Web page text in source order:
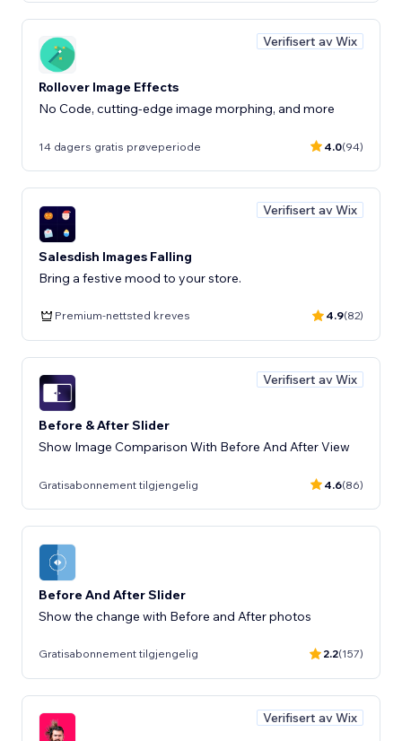
Verifisert av Wix
Rollover Image Effects
No Code, cutting-edge image morphing, and more
14 dagers gratis prøveperiode 4.0(94)
Verifisert av Wix
Salesdish Images Falling
Bring a festive mood to your store.
Premium-nettsted kreves 4.9(82)
Verifisert av Wix
Before & After Slider
Show Image Comparison With Before And After View
Gratisabonnement tilgjengelig 4.6(86)
Before And After Slider
Show the change with Before and After photos
Gratisabonnement tilgjengelig 2.2(157)
Verifisert av Wix